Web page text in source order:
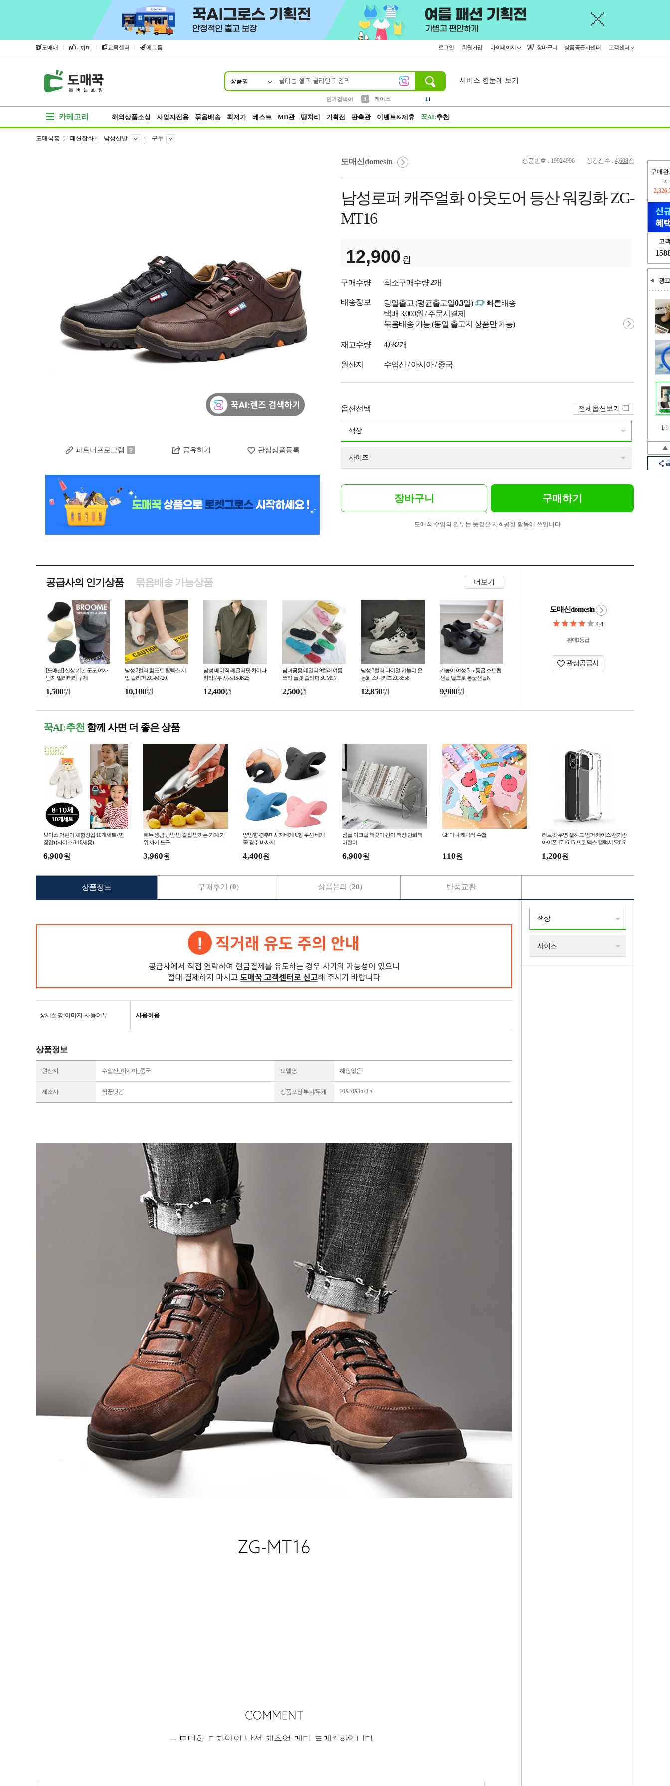
도매매 | 나까마 | 교육센터 | 에그돔 로그인 회원가입 마이페이지 장바구니 상품공급사센터 고객센터
상품명
인기검색어
3
케이스
1
서비스 한눈에 보기
카테고리 해외상품소싱 사업자전용 묶음배송 최저가 베스트 MD관 땡처리 기획전 판촉관 이벤트&제휴 꾹AI:추천
구매완
고
광고
1/9
도매꾹홈 패션잡화 남성신발 구두
파트너프로그램 공유하기 관심상품등록
상품번호 : 19924996 랭킹점수 : 4,608점
도매신domesin
남성로퍼 캐주얼화 아웃도어 등산 워킹화 ZG-
MT16
12,900 원
구매수량 최소구매수량2개
배송정보 당일출고 (평균출고일0.3일)
빠른배송
택배 3,000원 / 주문시결제
묶음배송 가능 (동일 출고지 상품만 가능)
재고수량 4,682개
원산지 수입산 / 아시아 / 중국
옵션선택
색상
사이즈
전체옵션보기
장바구니 구매하기
도매꾹 수입의 일부는 뜻깊은 사회공헌 활동에 쓰입니다
공급사의 인기상품 더보기
묶음배송 가능상품
[도매신] 신상 기본 군모 여자
남자 밀리터리 구제
1,500원
남성 2컬러 컴포트 릴렉스 지
압 슬리퍼 ZG-M720
10,100원
남성 베이직 레귤러핏 차이나
카라 7부 셔츠 IS-JK25
12,400원
남녀공용 데일리 9컬러 여름
쪼리 플랫 슬리퍼 SUM9N
2,500원
남성 3컬러 다이얼 키높이 운
동화 스니커즈 ZG8558
12,850원
키높이 여성 7cm통굽 스트랩
샌들 밸크로 통굽샌들N
9,900원
도매신domesin
4.4
판매1등급
관심공급사
꾹AI:추천 함께 사면 더 좋은 상품
보아스 어린이 체험장갑 10개세트 (면
장갑) (사이즈 8-10세용)
6,900원
호두 생밤 군밤 밤 칼집 밤까는 기계 가
위 까기 도구
3,960원
양방향 경추마사지베게 C형 쿠션 베개
목 경추 마사지
4,400원
심플 아크릴 책꽂이 간이 책장 만화책
어린이
6,900원
GF 미니 캐릭터 수첩
110원
러브핏 투명 젤하드 범퍼 케이스 전기종
아이폰 17 16 15 프로 맥스 갤럭시 S26 S
1,200원
상세설명 이미지 사용여부 사용허용
상품정보
원산지 수입산_아시아_중국 모델명 해당없음
제조사 짝꿍닷컴 상품포장 부피/무게 20X30X15 / 1.5
상품정보 구매후기 (0) 상품문의 (20) 반품교환
색상
사이즈